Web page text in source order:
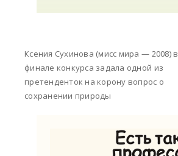
Ксения Сухинова (мисс мира — 2008) в
финале конкурса задала одной из
претенденток на корону вопрос о
сохранении природы